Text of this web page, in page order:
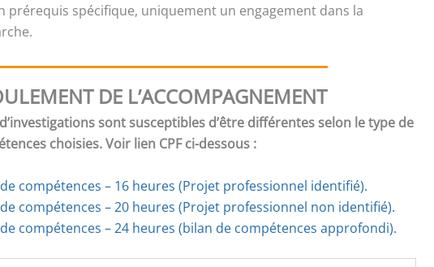
prérequis spécifique, uniquement un engagement dans la
DE L’ACCOMPAGNEMENT
sont susceptibles d’être différentes selon le type de
choisies. Voir lien CPF ci-dessous :
compétences – 16 heures (Projet professionnel identifié).
compétences –20 heures (Projet professionnel non identifié).
compétences – 24 heures (bilan de compétences approfondi).